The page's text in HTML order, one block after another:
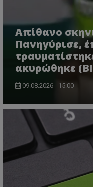
Απίθανο
Πανηγύρισε,
ακυρώθηκε
09.08.2026 - 15:00